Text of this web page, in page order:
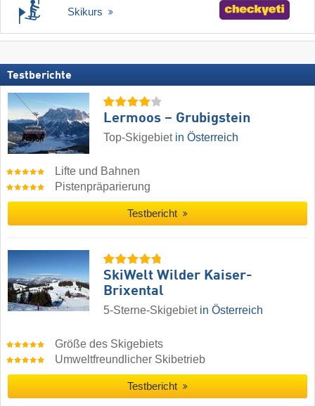
Skikurs
Testberichte
Lermoos – Grubigstein
Top-Skigebiet in Österreich
Lifte und Bahnen
Pistenpräparierung
Testbericht
SkiWelt Wilder Kaiser-
Brixental
5-Sterne-Skigebiet in Österreich
Größe des Skigebiets
Umweltfreundlicher Skibetrieb
Testbericht